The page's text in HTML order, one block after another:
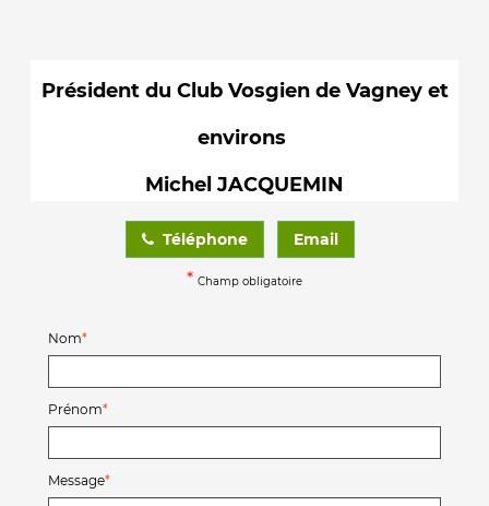
Président du Club Vosgien de Vagney et
environs
Michel JACQUEMIN
Téléphone Email
* Champ obligatoire
Nom
Prénom
Message